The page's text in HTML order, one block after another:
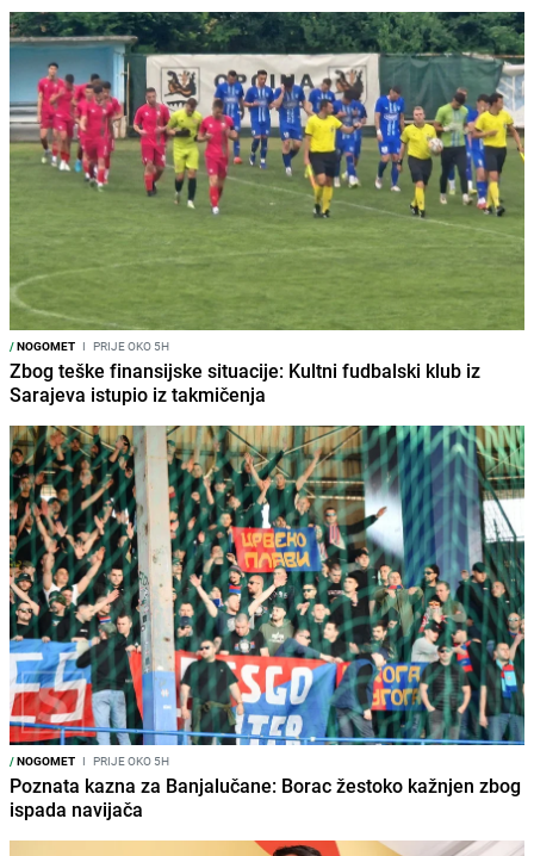
/NOGOMET I PRIJE OKO 5H
Zbog teške finansijske situacije: Kultni fudbalski klub iz
Sarajeva istupio iz takmičenja
/NOGOMET I PRIJE OKO 5H
Poznata kazna za Banjalučane: Borac žestoko kažnjen zbog
ispada navijača